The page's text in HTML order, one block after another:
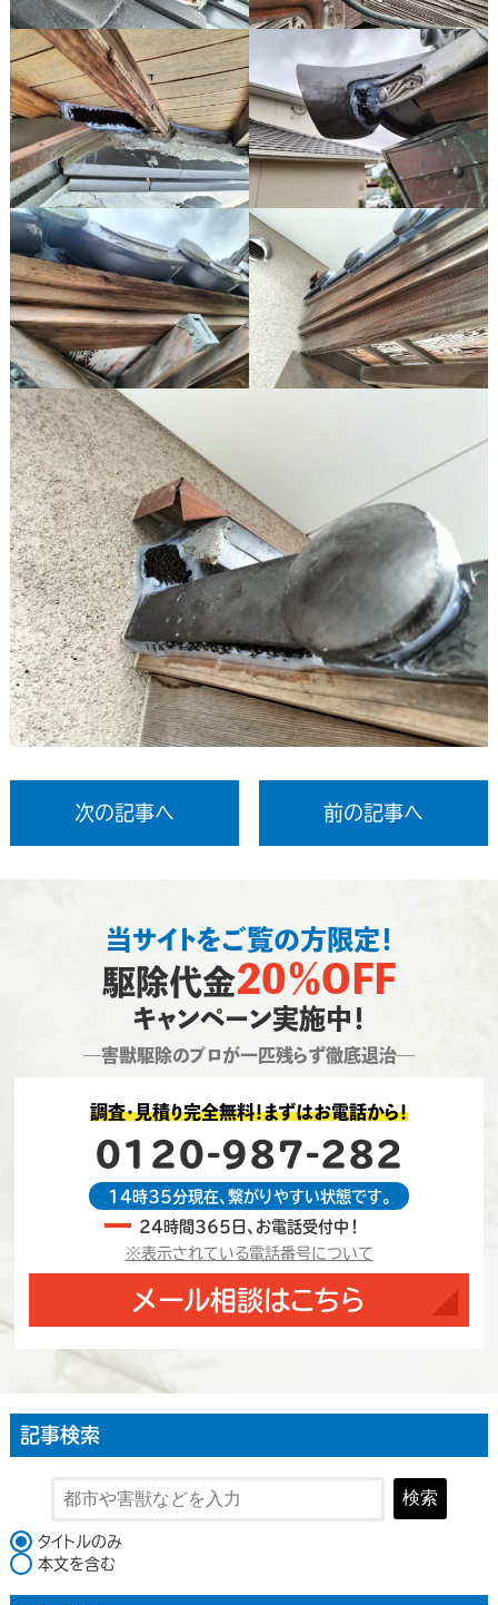
次の記事へ 前の記事へ
当サイトをご覧の方限定！
駆除代金20％OFF
キャンペーン実施中！
―害獣駆除のプロが一匹残らず徹底退治―
調査・見積り完全無料！まずはお電話から！
0120-987-282
14時35分現在、繋がりやすい状態です。
24時間365日、お電話受付中！
※表示されている電話番号について
メール相談はこちら
記事検索
検索
検索対象
タイトルのみ
本文を含む